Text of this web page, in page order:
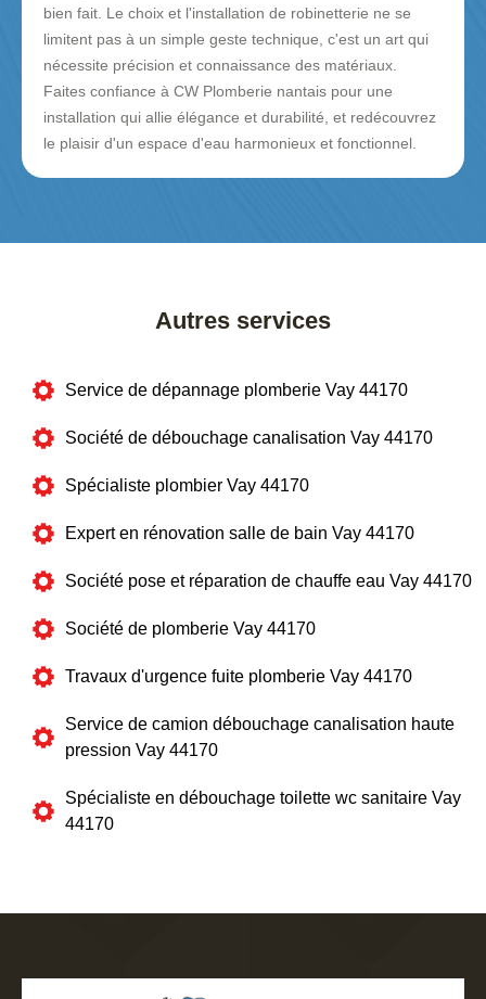
bien fait. Le choix et l'installation de robinetterie ne se
limitent pas à un simple geste technique, c'est un art qui
nécessite précision et connaissance des matériaux.
Faites confiance à CW Plomberie nantais pour une
installation qui allie élégance et durabilité, et redécouvrez
le plaisir d'un espace d'eau harmonieux et fonctionnel.
Autres services
Service de dépannage plomberie Vay 44170
Société de débouchage canalisation Vay 44170
Spécialiste plombier Vay 44170
Expert en rénovation salle de bain Vay 44170
Société pose et réparation de chauffe eau Vay 44170
Société de plomberie Vay 44170
Travaux d'urgence fuite plomberie Vay 44170
Service de camion débouchage canalisation haute
pression Vay 44170
Spécialiste en débouchage toilette wc sanitaire Vay
44170